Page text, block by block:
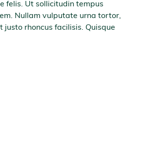
felis. Ut sollicitudin tempus
Nullam vulputate urna tortor,
rhoncus facilisis. Quisque